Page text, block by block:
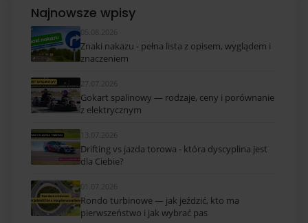
Najnowsze wpisy
05.08.2026
Znaki nakazu - pełna lista z opisem, wyglądem i
znaczeniem
Gokart spalinowy — rodzaje, ceny i porównanie
z elektrycznym
Drifting vs jazda torowa - która dyscyplina jest
dla Ciebie?
Rondo turbinowe — jak jeździć, kto ma
pierwszeństwo i jak wybrać pas